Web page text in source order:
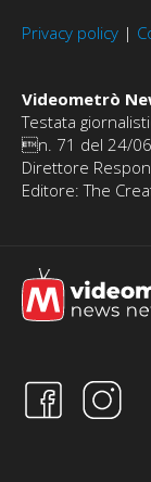
Privacy policy |
Videometrò
Testata
n. 71 del 24/
Direttore
Editore: The